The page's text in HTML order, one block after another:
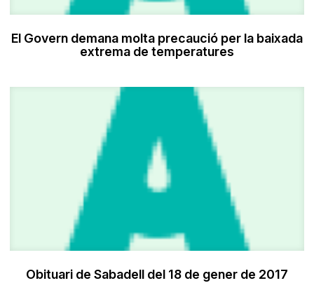
El Govern demana molta precaució per la baixada
extrema de temperatures
Obituari de Sabadell del 18 de gener de 2017